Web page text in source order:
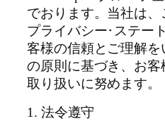
でおります。当社は
プライバシー･ステー
客様の信頼とご理解
の原則に基づき、お
取り扱いに努めます。
1. 法令遵守